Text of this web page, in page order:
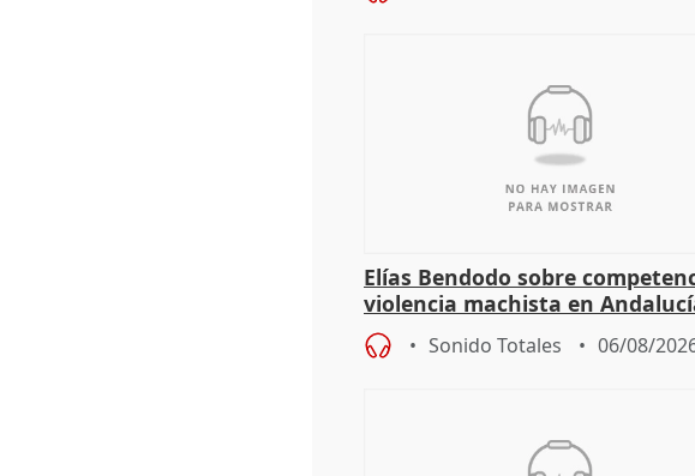
Elías Bendodo sobre
violencia machista en
Sonido Totales 06/08/